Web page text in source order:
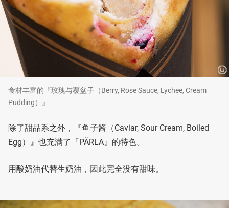
食材丰富的『玫瑰与覆盆子（Berry, Rose Sauce, Lychee, Cream
Pudding）』
除了甜品系之外，『鱼子酱（Caviar, Sour Cream, Boiled
Egg）』也充满了『PÄRLA』的特色。
用酸奶油代替生奶油，因此完全没有甜味。